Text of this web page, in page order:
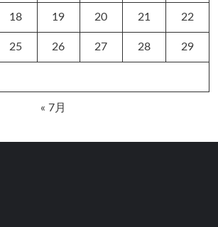
18 19 20 21 22
25 26 27 28 29
« 7月